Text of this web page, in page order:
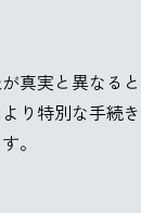
真実と異なる
り特別な手
。